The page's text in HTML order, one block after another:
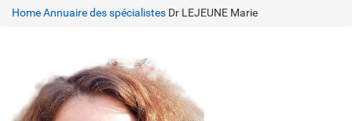
HomeAnnuaire des spécialistes Dr LEJEUNE Marie